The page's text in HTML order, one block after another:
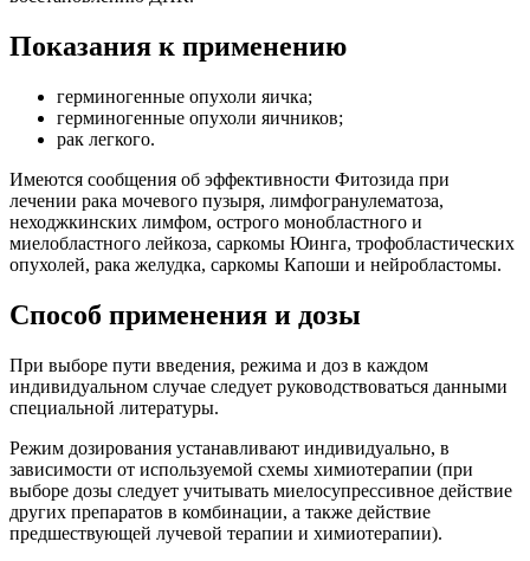
Показания к применению
герминогенные опухоли яичка;
герминогенные опухоли яичников;
рак легкого.
Имеются сообщения об эффективности Фитозида при
лечении рака мочевого пузыря, лимфогранулематоза,
неходжкинских лимфом, острого монобластного и
миелобластного лейкоза, саркомы Юинга, трофобластических
опухолей, рака желудка, саркомы Капоши и нейробластомы.
Способ применения и дозы
При выборе пути введения, режима и доз в каждом
индивидуальном случае следует руководствоваться данными
специальной литературы.
Режим дозирования устанавливают индивидуально, в
зависимости от используемой схемы химиотерапии (при
выборе дозы следует учитывать миелосупрессивное действие
других препаратов в комбинации, а также действие
предшествующей лучевой терапии и химиотерапии).